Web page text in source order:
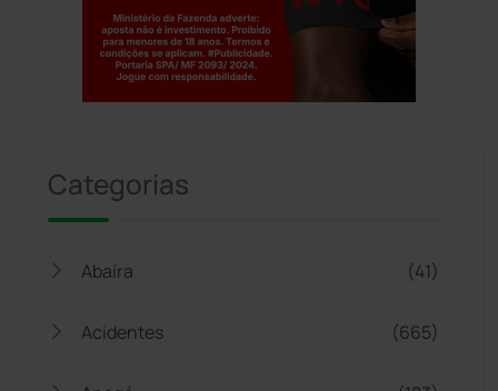
Categorias
Abaíra (41)
Acidentes (665)